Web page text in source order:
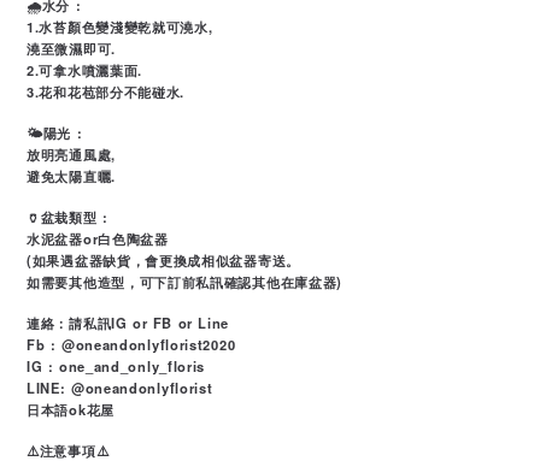
🌧水分 :
1.水苔顏色變淺變乾就可澆水,
澆至微濕即可.
2.可拿水噴灑葉面.
3.花和花苞部分不能碰水.
🌤陽光 :
放明亮通風處,
避免太陽直曬.
🏺盆栽類型 :
水泥盆器or白色陶盆器
(如果遇盆器缺貨，會更換成相似盆器寄送。
如需要其他造型，可下訂前私訊確認其他在庫盆器)
連絡：請私訊IG or FB or Line
Fb : @oneandonlyflorist2020
IG : one_and_only_floris
LINE: @oneandonlyflorist
日本語ok花屋
⚠️注意事項⚠️